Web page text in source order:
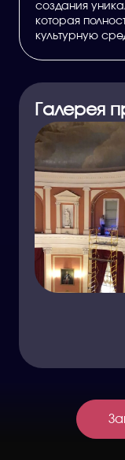
создания
которая
культурную
Галерея